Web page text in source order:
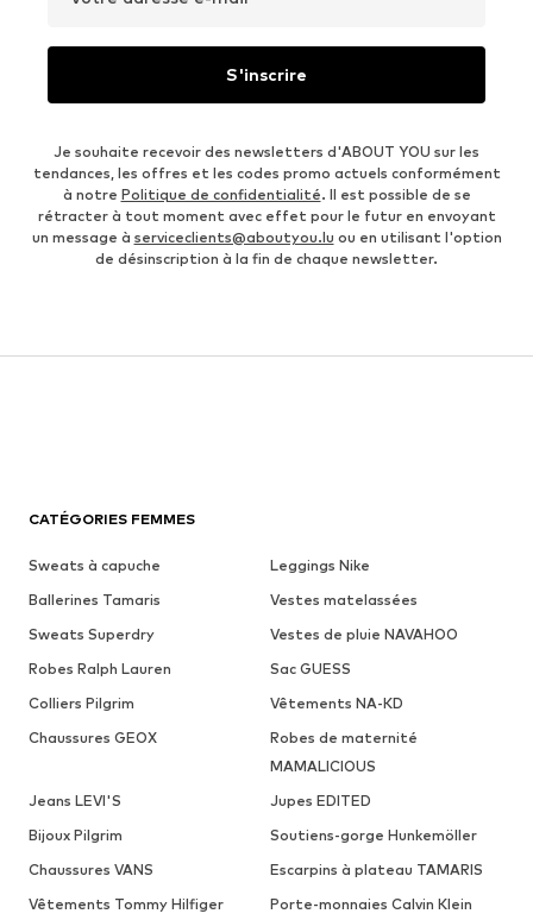
S'inscrire
Je souhaite recevoir des newsletters d'ABOUT YOU sur les
tendances, les offres et les codes promo actuels conformément
à notre Politique de confidentialité. Il est possible de se
rétracter à tout moment avec effet pour le futur en envoyant
un message à serviceclients@aboutyou.lu ou en utilisant l'option
de désinscription à la fin de chaque newsletter.
CATÉGORIES FEMMES
Sweats à capuche
Leggings Nike
Ballerines Tamaris
Vestes matelassées
Sweats Superdry
Vestes de pluie NAVAHOO
Robes Ralph Lauren
Sac GUESS
Colliers Pilgrim
Vêtements NA-KD
Chaussures GEOX
Robes de maternité
MAMALICIOUS
Jeans LEVI'S
Jupes EDITED
Bijoux Pilgrim
Soutiens-gorge Hunkemöller
Chaussures VANS
Escarpins à plateau TAMARIS
Vêtements Tommy Hilfiger
Porte-monnaies Calvin Klein